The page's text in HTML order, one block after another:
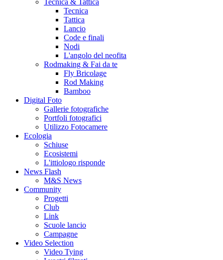
Tecnica & Tattica
Tecnica
Tattica
Lancio
Code e finali
Nodi
L'angolo del neofita
Rodmaking & Fai da te
Fly Bricolage
Rod Making
Bamboo
Digital Foto
Gallerie fotografiche
Portfoli fotografici
Utilizzo Fotocamere
Ecologia
Schiuse
Ecosistemi
L'ittiologo risponde
News Flash
M&S News
Community
Progetti
Club
Link
Scuole lancio
Campagne
Video Selection
Video Tying